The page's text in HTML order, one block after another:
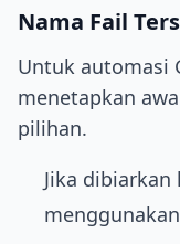
Nama Fail
Untuk automasi
menetapkan
pilihan.
Jika